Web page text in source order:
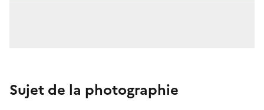
Sujet de la photographie